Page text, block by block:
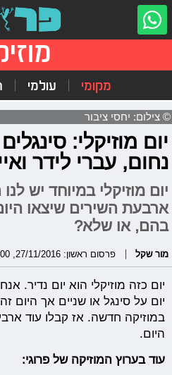
מקומי עולמי
© צילום: יחסי ציבור
יום מוזיקלי:
נחום, עברי לידר
יום מוזיקלי במיוחד יש
ארבעת השירים שיצאו
בהם, או שלא?
מור שקל פרסום ראשון: 27/11/2016, 18:00
יום כזה מוזיקלי הוא יום נדיר.
יום על סינגל או שניים אך היום
במוזיקה חדשה. אז קבלו עוד
היום.
עוד בערוץ המוזיקה של פרוגי: